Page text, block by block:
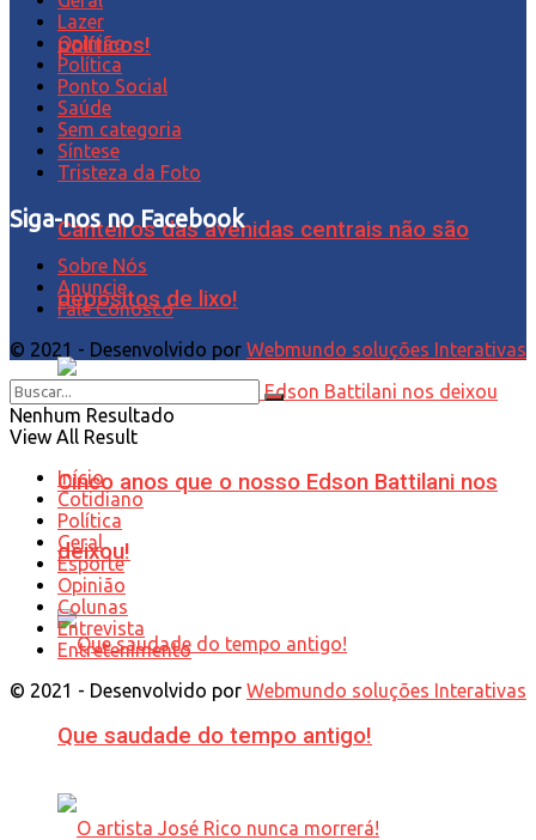
políticos!
Canteiros das avenidas centrais não são
depósitos de lixo!
Cinco anos que o nosso Edson Battilani nos
deixou!
Que saudade do tempo antigo!
Lazer
Opinião
Política
Ponto Social
Saúde
Sem categoria
Síntese
Tristeza da Foto
Siga-nos no Facebook
Sobre Nós
Anuncie
Fale Conosco
© 2021 - Desenvolvido por Webmundo soluções Interativas
Nenhum Resultado
View All Result
Início
Cotidiano
Política
Geral
Esporte
Opinião
Colunas
Entrevista
Entretenimento
© 2021 - Desenvolvido por Webmundo soluções Interativas